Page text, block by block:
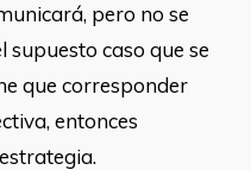
pero no se
supuesto caso que se
que corresponder
entonces